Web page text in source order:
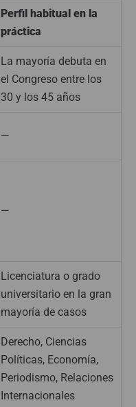
Perfil habitual en la
práctica
La mayoría debuta en
el Congreso entre los
30 y los 45 años
—
—
Licenciatura o grado
universitario en la gran
mayoría de casos
Derecho, Ciencias
Políticas, Economía,
Periodismo, Relaciones
Internacionales